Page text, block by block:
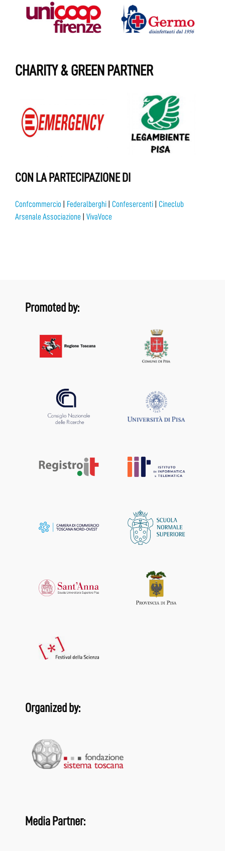
CHARITY & GREEN PARTNER
CON LA PARTECIPAZIONE DI
Confcommercio Federalberghi Confesercenti
Cineclub
Arsenale Associazione
VivaVoce
Promoted by:
Organized by:
Media Partner: